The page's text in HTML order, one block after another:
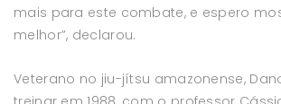
mais para este combate, e espero
melhor”, declarou.
Veterano no jiu-jítsu amazonense,